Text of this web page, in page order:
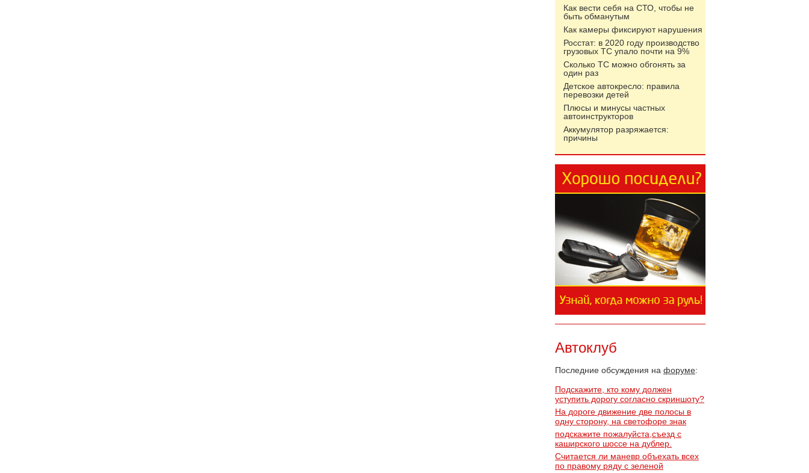
Как вести себя на СТО, чтобы не
быть обманутым
Как камеры фиксируют нарушения
Росстат: в 2020 году производство
грузовых ТС упало почти на 9%
Сколько ТС можно обгонять за
один раз
Детское автокресло: правила
перевозки детей
Плюсы и минусы частных
автоинструкторов
Аккумулятор разряжается:
причины
Автоклуб
Последние обсуждения на форуме:
Подскажите, кто кому должен
уступить дорогу согласно скриншоту?
На дороге движение две полосы в
одну сторону, на светофоре знак
подскажите пожалуйста,съезд с
каширского шоссе на дублер.
Считается ли маневр объехать всех
по правому ряду с зеленой